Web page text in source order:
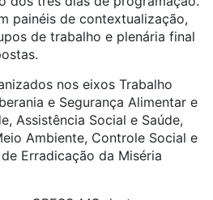
painéis de contextualização,
de trabalho e plenária final
nos eixos Trabalho
e Segurança Alimentar e
Assistência Social e Saúde,
Ambiente, Controle Social e
Erradicação da Miséria